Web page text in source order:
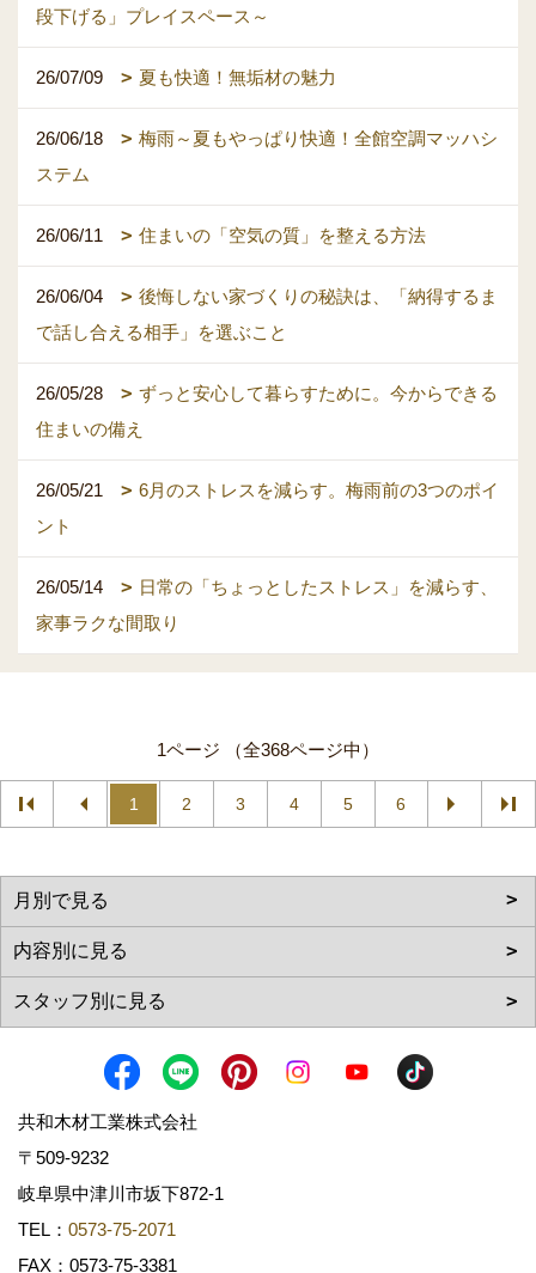
段下げる」プレイスペース～
26/07/09 夏も快適！無垢材の魅力
26/06/18
梅雨～夏もやっぱり快適！全館空調マッハシ
ステム
26/06/11 住まいの「空気の質」を整える方法
26/06/04
後悔しない家づくりの秘訣は、「納得するま
で話し合える相手」を選ぶこと
26/05/28
ずっと安心して暮らすために。今からできる
住まいの備え
26/05/21
6月のストレスを減らす。梅雨前の3つのポイ
ント
26/05/14
日常の「ちょっとしたストレス」を減らす、
家事ラクな間取り
1ページ （全368ページ中）
1 2 3 4 5 6
共和木材工業株式会社
〒509-9232
岐阜県中津川市坂下872‐1
TEL： 0573-75-2071
FAX：0573-75-3381